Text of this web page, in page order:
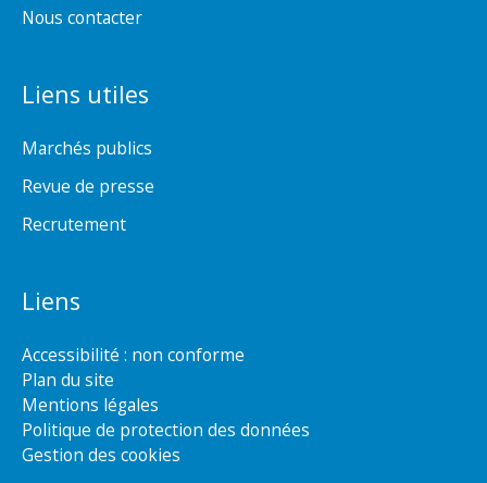
Nous contacter
Liens utiles
Marchés publics
Revue de presse
Recrutement
Liens
Accessibilité : non conforme
Plan du site
Mentions légales
Politique de protection des données
Gestion des cookies